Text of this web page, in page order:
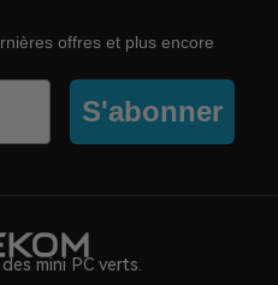
offres et plus encore
S'abonner
mini PC verts.